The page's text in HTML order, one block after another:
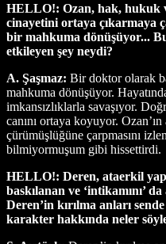
HELLO!: Ozan, hak, hukuk
cinayetini ortaya çıkarmaya
bir mahkuma dönüşüyor...
etkileyen şey neydi?
A. Şaşmaz: Bir doktor olarak
mahkuma dönüşüyor.
imkansızlıklarla savaşıyor.
canını ortaya koyuyor. Ozan’ın
çürümüşlüğüne çarpmasını
bilmiyormuşum gibi hissettirdi.
HELLO!: Deren, ataerkil
baskılanan ve ‘intikamını’
Deren’in kırılma anları
karakter hakkında neler